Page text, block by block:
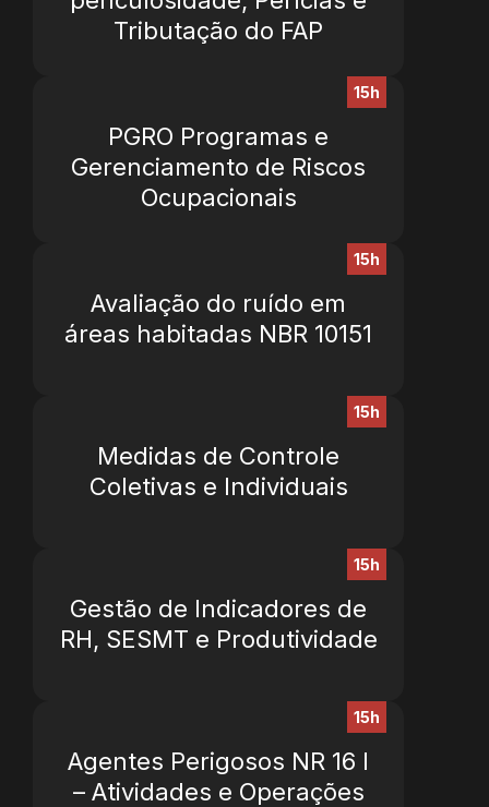
Tributação do FAP
15h
PGRO Programas e
Gerenciamento de Riscos
Ocupacionais
15h
Avaliação do ruído em
áreas habitadas NBR 10151
15h
Medidas de Controle
Coletivas e Individuais
15h
Gestão de Indicadores de
RH, SESMT e Produtividade
15h
Agentes Perigosos NR 16 I
– Atividades e Operações